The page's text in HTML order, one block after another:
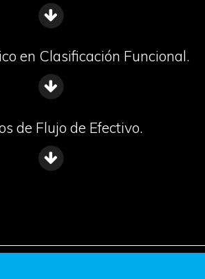
en Clasificación Funcional.
de Flujo de Efectivo.